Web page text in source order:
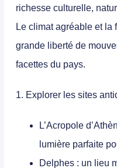
richesse culturelle,
Le climat agréable et la
grande liberté de
facettes du pays.
1. Explorer les sites
L’Acropole
lumière parfaite
Delphes : un lieu